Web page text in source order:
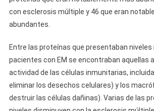
con esclerosis múltiple y 46 que eran
abundantes.
Entre las proteínas que presentaban niveles
pacientes con EM se encontraban aquellas
actividad de las células inmunitarias,
eliminar los desechos celulares) y los
destruir las células dañinas). Varias de las